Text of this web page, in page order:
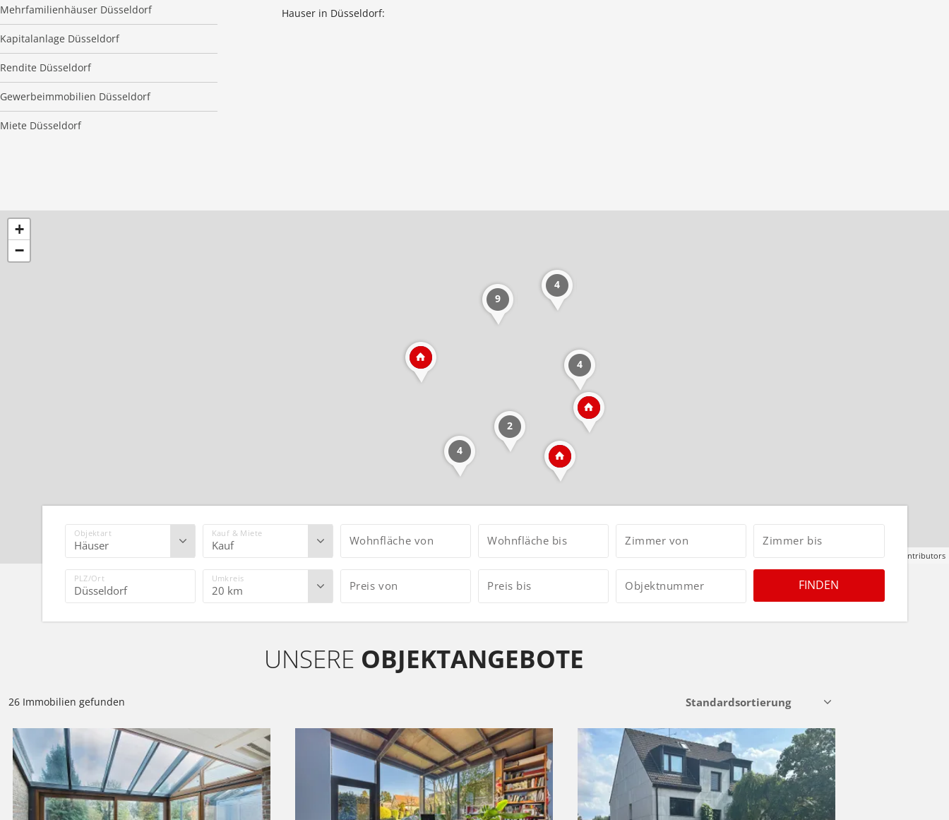
Mehrfamilienhäuser Düsseldorf
Kapitalanlage Düsseldorf
Rendite Düsseldorf
Gewerbeimmobilien Düsseldorf
Miete Düsseldorf
Hauser in Düsseldorf:
2
4
4
4
9
+
−
Leaflet| ©OpenStreetMap contributors
Objektart Kauf & Miete
Wohnfläche von Wohnfläche bis Zimmer von Zimmer bis
PLZ/Ort Umkreis
Preis von Preis bis Objektnummer FINDEN
UNSERE OBJEKTANGEBOTE
26 Immobilien gefunden